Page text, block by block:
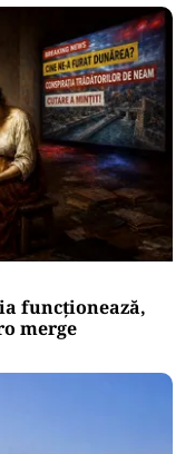
funcționează,
merge